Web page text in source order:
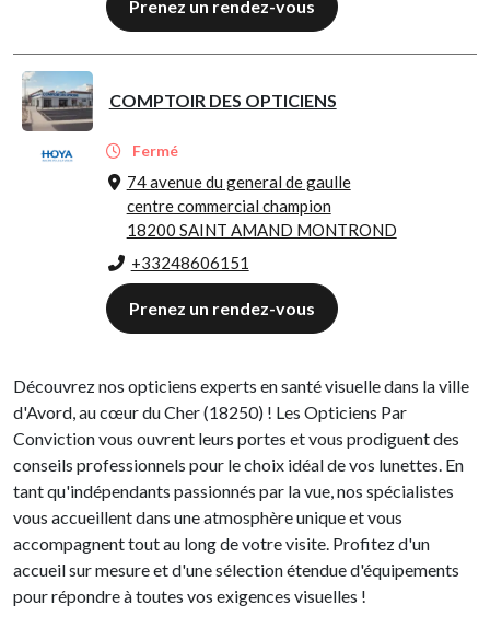
Prenez un rendez-vous
COMPTOIR DES OPTICIENS
Fermé
74 avenue du general de gaulle
centre commercial champion
18200 SAINT AMAND MONTROND
+33248606151
Prenez un rendez-vous
Découvrez nos opticiens experts en santé visuelle dans la ville
d'Avord, au cœur du Cher (18250) ! Les Opticiens Par
Conviction vous ouvrent leurs portes et vous prodiguent des
conseils professionnels pour le choix idéal de vos lunettes. En
tant qu'indépendants passionnés par la vue, nos spécialistes
vous accueillent dans une atmosphère unique et vous
accompagnent tout au long de votre visite. Profitez d'un
accueil sur mesure et d'une sélection étendue d'équipements
pour répondre à toutes vos exigences visuelles !